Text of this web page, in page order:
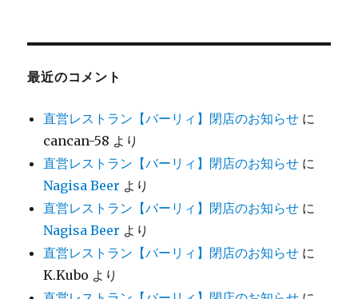
最近のコメント
直営レストラン【バーリィ】閉店のお知らせ に
cancan-58 より
直営レストラン【バーリィ】閉店のお知らせ に
Nagisa Beer より
直営レストラン【バーリィ】閉店のお知らせ に
Nagisa Beer より
直営レストラン【バーリィ】閉店のお知らせ に
K.Kubo より